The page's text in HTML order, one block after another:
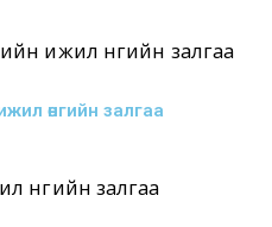
өнгийн залгаа